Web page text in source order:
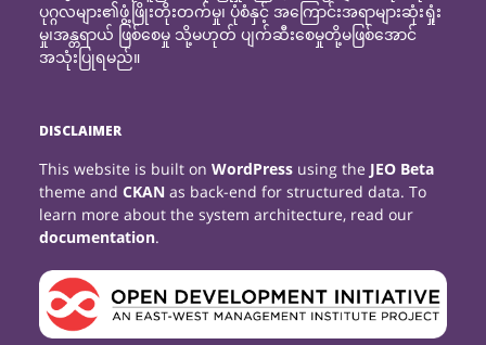
ပုဂ္ဂလများ၏ဖွံ့ဖြိုးတိုးတက်မှု၊ ပုံစံနှင့် အကြောင်းအရာများဆုံးရှုံး
မှု၊အန္တရာယ် ဖြစ်စေမှု သို့မဟုတ် ပျက်ဆီးစေမှုတို့မဖြစ်အောင်
အသုံးပြုရမည်။
DISCLAIMER
This website is built onWordPress using the JEO Beta
theme andCKAN as back-end for structured data. To
learn more about the system architecture, read our
documentation.